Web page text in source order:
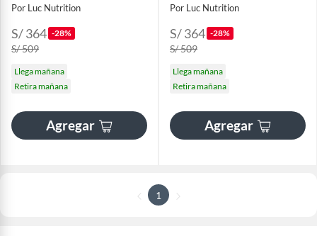
Por Luc Nutrition
S/ 364 -28%
S/ 509
Llega mañana
Retira mañana
Agregar
Por Luc Nutrition
S/ 364 -28%
S/ 509
Llega mañana
Retira mañana
Agregar
1